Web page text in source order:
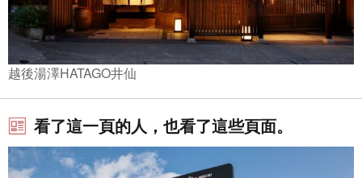
越後湯澤HATAGO井仙
看了這一頁的人，也看了這些頁面。